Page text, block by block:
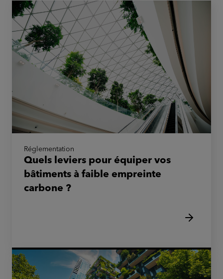
bâtiment historique
Réglementation
Quels leviers pour équiper vos
bâtiments à faible empreinte
carbone ?